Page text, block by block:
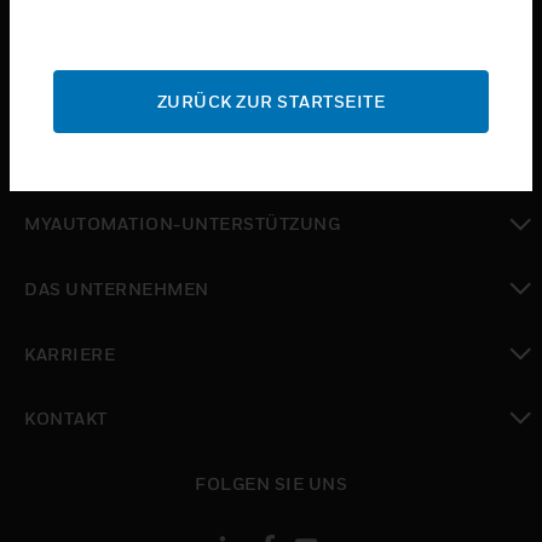
toggle view
toggle view
MYAUTOMATION-UNTERSTÜTZUNG
DAS UNTERNEHMEN
KARRIERE
KONTAKT
FOLGEN SIE UNS
ZURÜCK ZUR STARTSEITE